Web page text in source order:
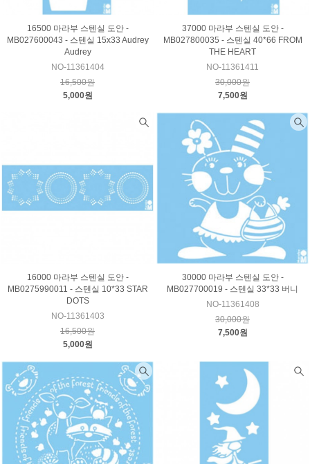
16500 마라부 스텐실 도안 -
MB027600043 - 스텐실 15x33 Audrey
Audrey
NO-11361404
16,500원
5,000원
37000 마라부 스텐실 도안 -
MB027800035 - 스텐실 40*66 FROM
THE HEART
NO-11361411
30,000원
7,500원
16000 마라부 스텐실 도안 -
MB0275990011 - 스텐실 10*33 STAR
DOTS
NO-11361403
16,500원
5,000원
30000 마라부 스텐실 도안 -
MB027700019 - 스텐실 33*33 버니
NO-11361408
30,000원
7,500원